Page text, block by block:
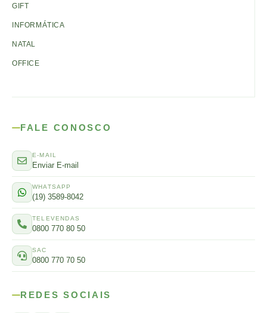
GIFT
INFORMÁTICA
NATAL
OFFICE
FALE CONOSCO
E-MAIL
Enviar E-mail
WHATSAPP
(19) 3589-8042
TELEVENDAS
0800 770 80 50
SAC
0800 770 70 50
REDES SOCIAIS